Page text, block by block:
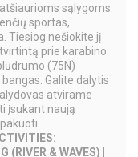
sąlygoms.
sportas,
Tiesiog nešiokite jį
prie karabino.
(75N)
Galite dalytis
atvirame
įsukant naują
(RIVER & WAVES) |